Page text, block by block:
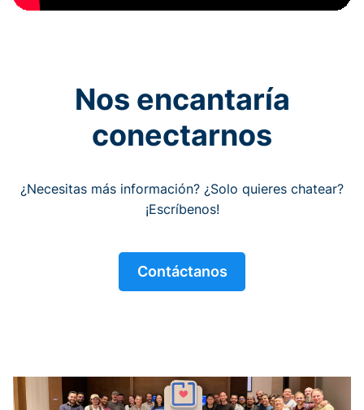
Nos encantaría
conectarnos
¿Necesitas más información? ¿Solo quieres chatear?
¡Escríbenos!
Contáctanos